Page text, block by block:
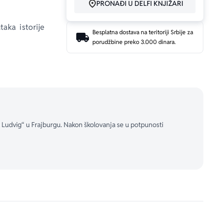
istorije
ali
Gerniku.
ljubav, pa
PRONAĐI U DELFI KNJIŽARI
Besplatna dostava na teritoriji Srbije za
porudžbine preko 3.000 dinara.
u Frajburgu. Nakon školovanja se u potpunosti